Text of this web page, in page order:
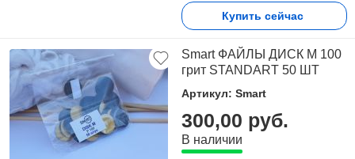
Купить сейчас
Smart ФАЙЛЫ ДИСК М 100
грит STANDART 50 ШТ
Артикул: Smart
300,00 руб.
В наличии